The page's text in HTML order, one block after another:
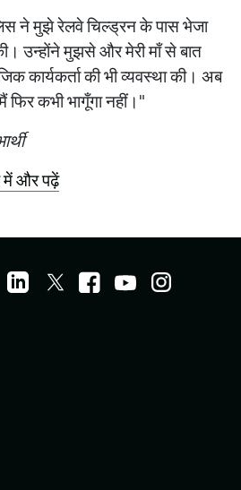
ने मुझे रेलवे चिल्ड्रन के पास भेजा
उन्होंने मुझसे और मेरी माँ से बात
कार्यकर्ता की भी व्यवस्था की। अब
कभी भागूँगा नहीं।"
में और पढ़ें